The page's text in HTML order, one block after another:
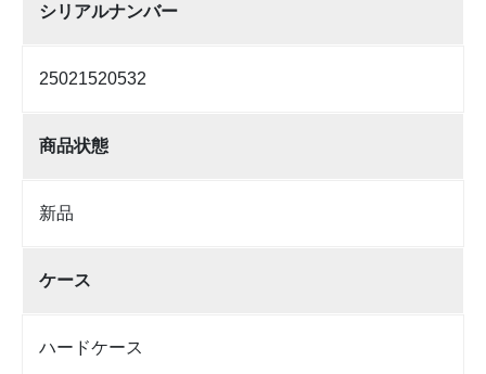
シリアルナンバー
25021520532
商品状態
新品
ケース
ハードケース